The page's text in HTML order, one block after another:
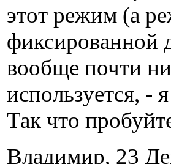
этот режим (а
фиксированной
вообще почти
используется, -
Так что
Владимир, 23